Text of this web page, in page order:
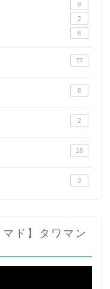
9
2
6
77
8
2
18
3
マド】タワマン